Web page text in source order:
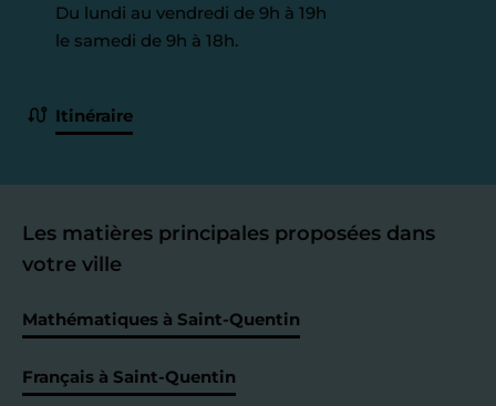
Du lundi au vendredi de 9h à 19h
le samedi de 9h à 18h.
Itinéraire
Les matières principales proposées dans
votre ville
Mathématiques à Saint-Quentin
Français à Saint-Quentin